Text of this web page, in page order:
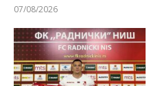
07/08/2026